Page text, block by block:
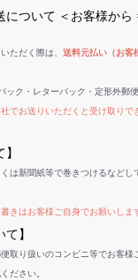
について ＜お客様か
ただく際は、 送料元払い（お客
ック・レターパック・定形外郵
社でお送りいただくと受け取りで
は新聞紙等で巻きつけるなどし
きはお客様ご自身でお願いしま
】
取り扱いのコンビニ等でお客
ださい。